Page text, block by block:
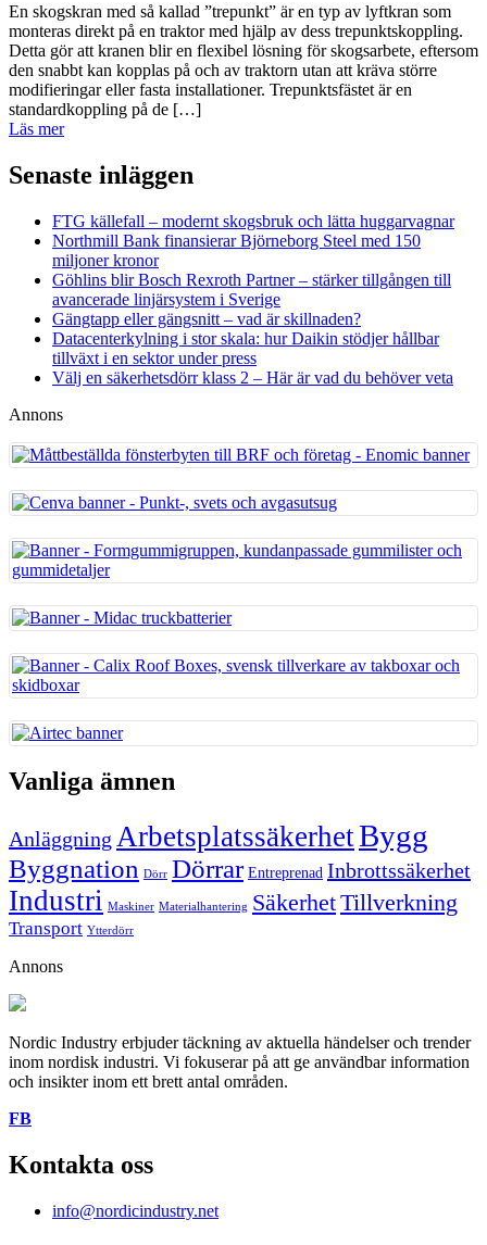
En skogskran med så kallad ”trepunkt” är en typ av lyftkran som
monteras direkt på en traktor med hjälp av dess trepunktskoppling.
Detta gör att kranen blir en flexibel lösning för skogsarbete, eftersom
den snabbt kan kopplas på och av traktorn utan att kräva större
modifieringar eller fasta installationer. Trepunktsfästet är en
standardkoppling på de […]
Läs mer
Senaste inläggen
FTG källefall – modernt skogsbruk och lätta huggarvagnar
Northmill Bank finansierar Björneborg Steel med 150
miljoner kronor
Göhlins blir Bosch Rexroth Partner – stärker tillgången till
avancerade linjärsystem i Sverige
Gängtapp eller gängsnitt – vad är skillnaden?
Datacenterkylning i stor skala: hur Daikin stödjer hållbar
tillväxt i en sektor under press
Välj en säkerhetsdörr klass 2 – Här är vad du behöver veta
Annons
Vanliga ämnen
Anläggning ArbetsplatssäkerhetBygg
Byggnation Dörr Dörrar Entreprenad Inbrottssäkerhet
Industri Maskiner Materialhantering SäkerhetTillverkning
Transport Ytterdörr
Annons
Nordic Industry erbjuder täckning av aktuella händelser och trender
inom nordisk industri. Vi fokuserar på att ge användbar information
och insikter inom ett brett antal områden.
FB
Kontakta oss
info@nordicindustry.net